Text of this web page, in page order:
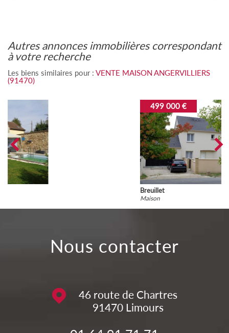
autres annonces immobilières correspondant
à votre recherche
Les biens similaires pour : VENTE MAISON ANGERVILLIERS
(91470)
nous contacter
46 route de Chartres
91470 Limours